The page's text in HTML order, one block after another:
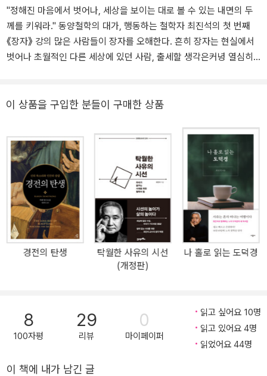
"정해진 마음에서 벗어나, 세상을 보이는 대로 볼 수 있는 내면의 두
께를 키워라." 동양철학의 대가, 행동하는 철학자 최진석의 첫 번째
《장자》 강의 많은 사람들이 장자를 오해한다. 흔히 장자는 현실에서
벗어나 초월적인 다른 세상에 있던 사람, 출세할 생각은커녕 열심히
해, 개인의 성장을 강조하고 실력 있는 삶을 살라고 독려하던 철학자
하는 책이다. 우리나라를 대표하는 동양철학의 석학 최진석은 중국
베이징대학교에서 장자 해석을 연구하여 철학박사 학위를 받은 '장자
전문가'다. 그가 이 책을 통해 처음으로 장자를 이야기한다. 저자는
'장자 일인자'답게 포괄적인 통찰을 바탕으로, 많은 이들이 유독 어려
워하는 장자를 쉽게 이해할 수 있도록 설명한다. 최진석의 해설로 듣
는 《장자》의 핵심 구문과 의미는 그간 가졌던 장자에 대한 잘못된 인
식을 바로잡는 것은 물론, 장자 철학을 자신의 것으로 체화하도록 도
와준다. 자신의 존엄과 고유함을 잃고 타인과의 비교로 불안함과 두
려움을 느끼는 현대인에게 반성과 각성을 게을리하지 않고 자기 내면
의 함량을 두텁게 하여 자신으로서 살아가야 한다는 장자의 철학이야
랜 세월이 지나도 변하지 않는 세상과 인간 사이의 이치가 담겨 있기
때문일 것이다. 위대한 고전 《장자》는 지금의 우리에게 어떤 메시지
를 전할까. 아니, 지금 우리는 《장자》에게서 어떤 것을 읽어내야 할
까. 그 답을 《삶의 실력, 장자》에서 찾을 수 있다. "생기로 가득 찬 실
이 상품을 구입한 분들이 구매한 상품
경전의 탄생
탁월한 사유의 시선
(개정판)
나 홀로 읽는 도덕경
8
100자평
29
리뷰
0
마이페이퍼
읽고 싶어요 10명
읽고 있어요 4명
읽었어요 44명
이 책에 내가 남긴 글